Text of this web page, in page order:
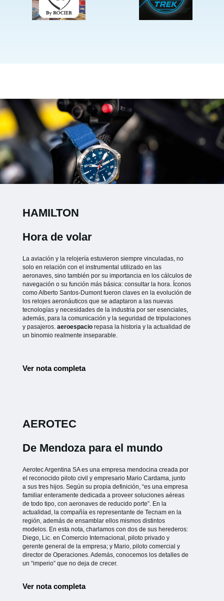
HAMILTON
Hora de volar
La aviación y la relojería estuvieron siempre vinculadas, no
solo en relación con el instrumental utilizado en las
aeronaves, sino también por su importancia en los cálculos de
navegación o su función más básica: consultar la hora. Íconos
como Alberto Santos-Dumont fueron claves en la evolución de
los relojes aeronáuticos que se adaptaron a las nuevas
tecnologías y necesidades de la industria por ser esenciales,
además, para la comunicación y la seguridad de tripulaciones
y pasajeros. aeroespacio repasa la historia y la actualidad de
un binomio realmente inseparable.
Ver nota completa
AEROTEC
De Mendoza para el mundo
Aerotec Argentina SA es una empresa mendocina creada por
el reconocido piloto civil y empresario Mario Cardama, junto
a sus tres hijos. Según su propia definición, “es una empresa
familiar enteramente dedicada a proveer soluciones aéreas
de todo tipo, con aeronaves de reducido porte”. En la
actualidad, la compañía es representante de Tecnam en la
región, además de ensamblar ellos mismos distintos
modelos. En esta nota, charlamos con dos de sus herederos:
Diego, Lic. en Comercio Internacional, piloto privado y
gerente general de la empresa; y Mario, piloto comercial y
director de Operaciones. Además, conocemos los detalles de
un “imperio” que no deja de crecer.
Ver nota completa